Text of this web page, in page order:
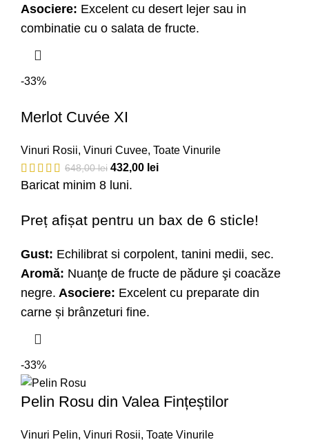
Asociere: Excelent cu desert lejer sau in
combinatie cu o salata de fructe.
-33%
Merlot Cuvée XI
Vinuri Rosii, Vinuri Cuvee, Toate Vinurile
648,00lei 432,00 lei
Baricat minim 8 luni.
Preț afișat pentru un bax de 6 sticle!
Gust: Echilibrat si corpolent, tanini medii, sec.
Aromă: Nuanţe de fructe de pădure şi coacăze
negre. Asociere: Excelent cu preparate din
carne și brânzeturi fine.
-33%
Pelin Rosu din Valea Fințeștilor
Vinuri Pelin, Vinuri Rosii, Toate Vinurile